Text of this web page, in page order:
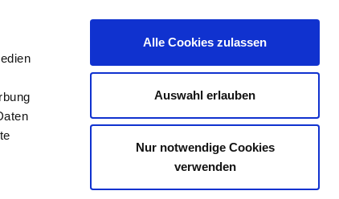
Alle Cookies zulassen
Auswahl erlauben
Nur notwendige Cookies
verwenden
STELLENBÖRSE KONTAKT